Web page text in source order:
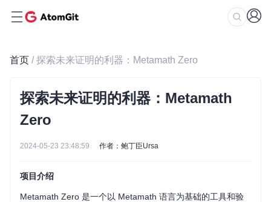
首页 / 探索未来证明的利器：Metamath Zero
探索未来证明的利器：Metamath
Zero
2024-05-23 23:48:59 作者：鲍丁臣Ursa
项目介绍
Metamath Zero 是一个以 Metamath 语言为基础的工具和验